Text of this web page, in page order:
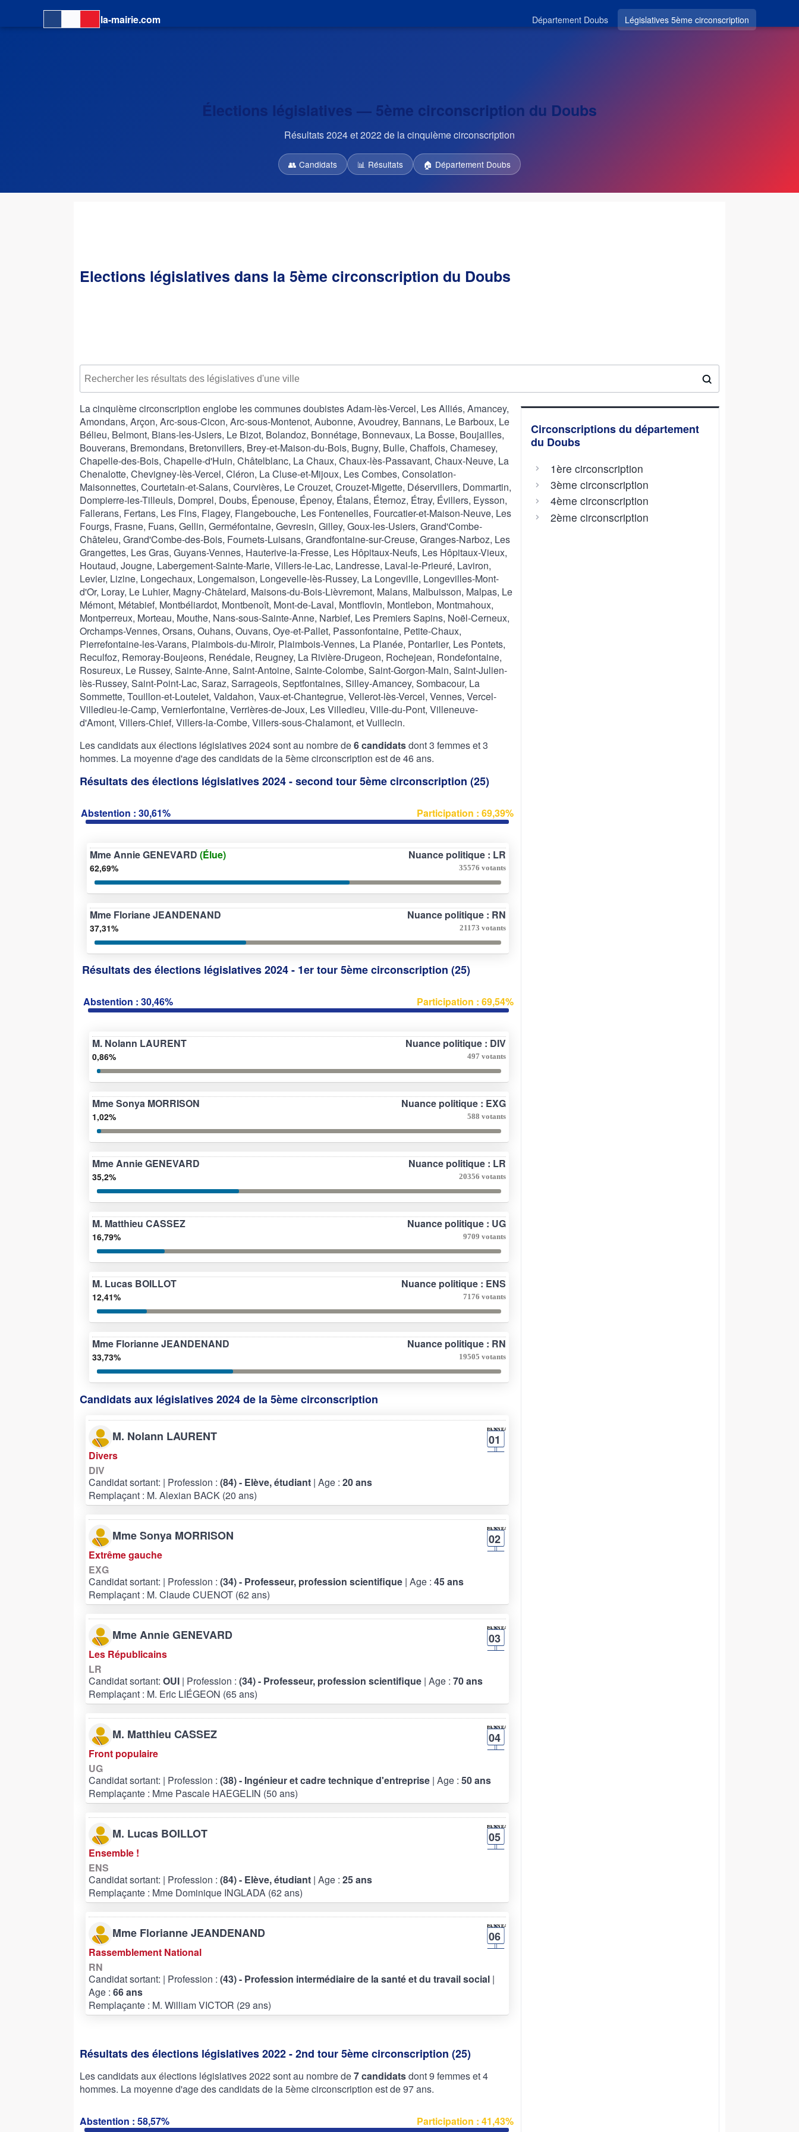
la-mairie.com Département Doubs Législatives 5ème circonscription
Élections législatives — 5ème circonscription du Doubs
Résultats 2024 et 2022 de la cinquième circonscription
👥 Candidats 📊 Résultats 🏠 Département Doubs
Elections législatives dans la 5ème circonscription du Doubs
La cinquième circonscription englobe les communes doubistes Adam-lès-Vercel, Les Alliés, Amancey,
Amondans, Arçon, Arc-sous-Cicon, Arc-sous-Montenot, Aubonne, Avoudrey, Bannans, Le Barboux, Le
Bélieu, Belmont, Bians-les-Usiers, Le Bizot, Bolandoz, Bonnétage, Bonnevaux, La Bosse, Boujailles,
Bouverans, Bremondans, Bretonvillers, Brey-et-Maison-du-Bois, Bugny, Bulle, Chaffois, Chamesey,
Chapelle-des-Bois, Chapelle-d'Huin, Châtelblanc, La Chaux, Chaux-lès-Passavant, Chaux-Neuve, La
Chenalotte, Chevigney-lès-Vercel, Cléron, La Cluse-et-Mijoux, Les Combes, Consolation-
Maisonnettes, Courtetain-et-Salans, Courvières, Le Crouzet, Crouzet-Migette, Déservillers, Dommartin,
Dompierre-les-Tilleuls, Domprel, Doubs, Épenouse, Épenoy, Étalans, Éternoz, Étray, Évillers, Eysson,
Fallerans, Fertans, Les Fins, Flagey, Flangebouche, Les Fontenelles, Fourcatier-et-Maison-Neuve, Les
Fourgs, Frasne, Fuans, Gellin, Germéfontaine, Gevresin, Gilley, Goux-les-Usiers, Grand'Combe-
Châteleu, Grand'Combe-des-Bois, Fournets-Luisans, Grandfontaine-sur-Creuse, Granges-Narboz, Les
Grangettes, Les Gras, Guyans-Vennes, Hauterive-la-Fresse, Les Hôpitaux-Neufs, Les Hôpitaux-Vieux,
Houtaud, Jougne, Labergement-Sainte-Marie, Villers-le-Lac, Landresse, Laval-le-Prieuré, Laviron,
Levier, Lizine, Longechaux, Longemaison, Longevelle-lès-Russey, La Longeville, Longevilles-Mont-
d'Or, Loray, Le Luhier, Magny-Châtelard, Maisons-du-Bois-Lièvremont, Malans, Malbuisson, Malpas, Le
Mémont, Métabief, Montbéliardot, Montbenoît, Mont-de-Laval, Montflovin, Montlebon, Montmahoux,
Montperreux, Morteau, Mouthe, Nans-sous-Sainte-Anne, Narbief, Les Premiers Sapins, Noël-Cerneux,
Orchamps-Vennes, Orsans, Ouhans, Ouvans, Oye-et-Pallet, Passonfontaine, Petite-Chaux,
Pierrefontaine-les-Varans, Plaimbois-du-Miroir, Plaimbois-Vennes, La Planée, Pontarlier, Les Pontets,
Reculfoz, Remoray-Boujeons, Renédale, Reugney, La Rivière-Drugeon, Rochejean, Rondefontaine,
Rosureux, Le Russey, Sainte-Anne, Saint-Antoine, Sainte-Colombe, Saint-Gorgon-Main, Saint-Julien-
lès-Russey, Saint-Point-Lac, Saraz, Sarrageois, Septfontaines, Silley-Amancey, Sombacour, La
Sommette, Touillon-et-Loutelet, Valdahon, Vaux-et-Chantegrue, Vellerot-lès-Vercel, Vennes, Vercel-
Villedieu-le-Camp, Vernierfontaine, Verrières-de-Joux, Les Villedieu, Ville-du-Pont, Villeneuve-
d'Amont, Villers-Chief, Villers-la-Combe, Villers-sous-Chalamont, et Vuillecin.
Les candidats aux élections législatives 2024 sont au nombre de6 candidatsdont 3 femmes et 3
hommes. La moyenne d'age des candidats de la 5ème circonscription est de 46 ans.
Résultats des élections législatives 2024 - second tour 5ème circonscription (25)
Abstention : 30,61% Participation : 69,39%
Mme Annie GENEVARD (Élue) Nuance politique : LR
62,69% 35576 votants
Mme Floriane JEANDENAND Nuance politique : RN
37,31% 21173 votants
Résultats des élections législatives 2024 - 1er tour 5ème circonscription (25)
Abstention : 30,46% Participation : 69,54%
M. Nolann LAURENT Nuance politique : DIV
0,86% 497 votants
Mme Sonya MORRISON Nuance politique : EXG
1,02% 588 votants
Mme Annie GENEVARD Nuance politique : LR
35,2% 20356 votants
M. Matthieu CASSEZ Nuance politique : UG
16,79% 9709 votants
M. Lucas BOILLOT Nuance politique : ENS
12,41% 7176 votants
Mme Florianne JEANDENAND Nuance politique : RN
33,73% 19505 votants
Candidats aux législatives 2024 de la 5ème circonscription
M. Nolann LAURENT 01
Divers
DIV
Candidat sortant: | Profession : (84) - Elève, étudiant | Age : 20 ans
Remplaçant : M. Alexian BACK (20 ans)
Mme Sonya MORRISON 02
Extrême gauche
EXG
Candidat sortant: | Profession : (34) - Professeur, profession scientifique | Age : 45 ans
Remplaçant : M. Claude CUENOT (62 ans)
Mme Annie GENEVARD 03
Les Républicains
LR
Candidat sortant: OUI | Profession : (34) - Professeur, profession scientifique | Age : 70 ans
Remplaçant : M. Eric LIÉGEON (65 ans)
M. Matthieu CASSEZ 04
Front populaire
UG
Candidat sortant: | Profession : (38) - Ingénieur et cadre technique d'entreprise | Age : 50 ans
Remplaçante : Mme Pascale HAEGELIN (50 ans)
M. Lucas BOILLOT 05
Ensemble !
ENS
Candidat sortant: | Profession : (84) - Elève, étudiant | Age : 25 ans
Remplaçante : Mme Dominique INGLADA (62 ans)
Mme Florianne JEANDENAND 06
Rassemblement National
RN
Candidat sortant: | Profession : (43) - Profession intermédiaire de la santé et du travail social |
Age : 66 ans
Remplaçante : M. William VICTOR (29 ans)
Résultats des élections législatives 2022 - 2nd tour 5ème circonscription (25)
Les candidats aux élections législatives 2022 sont au nombre de7 candidatsdont 9 femmes et 4
hommes. La moyenne d'age des candidats de la 5ème circonscription est de 97 ans.
Abstention : 58,57% Participation : 41,43%
Circonscriptions du département
du Doubs
1ère circonscription
3ème circonscription
4ème circonscription
2ème circonscription